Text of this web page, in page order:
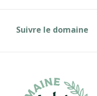
Suivre le domaine